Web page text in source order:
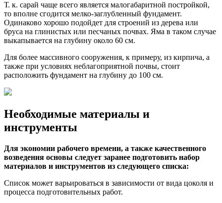
Т. к. сарай чаще всего является малогабаритной постройкой,
то вполне сгодится мелко-заглубленный фундамент.
Одинаково хорошо подойдет для строений из дерева или
бруса на глинистых или песчаных почвах. Яма в таком случае
выкапывается на глубину около 60 см.
Для более массивного сооружения, к примеру, из кирпича, а
также при условиях неблагоприятной почвы, стоит
расположить фундамент на глубину до 100 см.
Необходимые материалы и
инструменты
Для экономии рабочего времени, а также качественного
возведения основы следует заранее подготовить набор
материалов и инструментов из следующего списка:
Список может варьироваться в зависимости от вида цоколя и
процесса подготовительных работ.